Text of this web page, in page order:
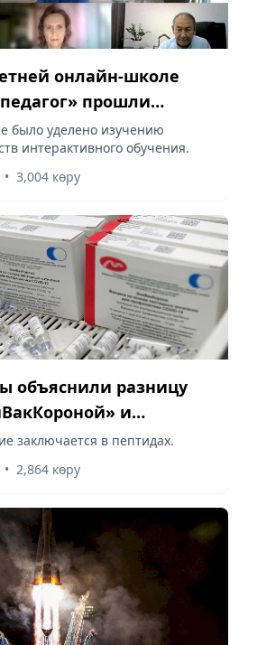
онлайн-школе
прошли
было уделено изучению
интерактивного обучения.
• 3,004 көру
объяснили разницу
и
Н»
заключается в пептидах.
• 2,864 көру